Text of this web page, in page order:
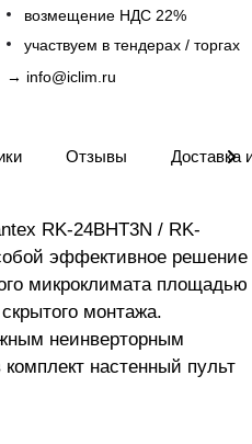
возмещение НДС 22%
участвуем в тендерах / торгах
→ info@iclim.ru
Отзывы Доставка
RK-24BHT3N / RK-
эффективное решение
микроклимата площадью
монтажа.
неинверторным
настенный пульт